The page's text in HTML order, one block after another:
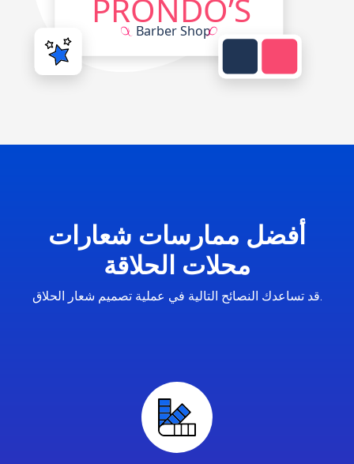
أفضل ممارسات شعارات
محلات الحلاقة
قد تساعدك النصائح التالية في عملية تصميم شعار الحلاق.